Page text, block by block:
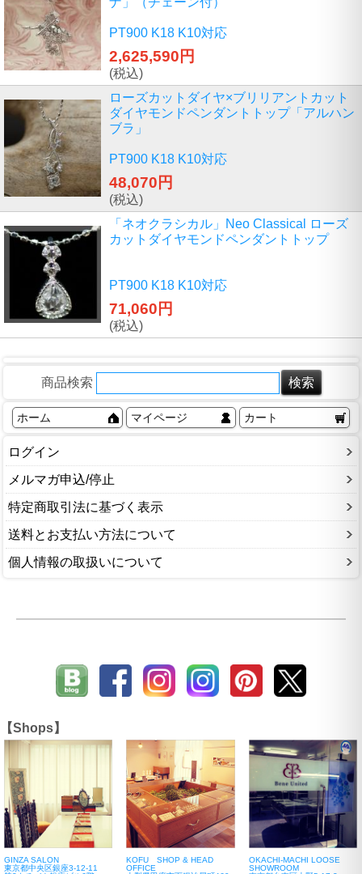
PT900 K18 K10対応
2,625,590円
(税込)
ローズカットダイヤ×ブリリアントカット
ダイヤモンドペンダントトップ「アルハン
ブラ」
PT900 K18 K10対応
48,070円
(税込)
「ネオクラシカル」Neo Classical ローズ
カットダイヤモンドペンダントトップ
PT900 K18 K10対応
71,060円
(税込)
商品検索
ホーム マイページ カート
ログイン
メルマガ申込/停止
特定商取引法に基づく表示
送料とお支払い方法について
個人情報の取扱いについて
【Shops】
GINZA SALON
東京都中央区銀座3-12-11
KOFU SHOP & HEAD
OFFICE
OKACHI-MACHI LOOSE
SHOWROOM